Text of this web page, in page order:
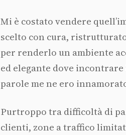
Mi è costato vendere
scelto con cura,
per renderlo un ambiente
ed elegante dove
parole me ne ero
Purtroppo tra difficoltà di
clienti, zone a traffico